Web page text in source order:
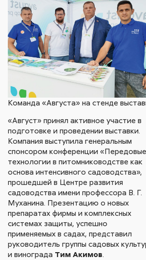
Команда «Августа» на стенде
«Август» принял активное участие в
подготовке и проведении выставки.
Компания выступила генеральным
спонсором конференции «Передовые
технологии в питомниководстве как
основа интенсивного садоводства»,
прошедшей в Центре развития
садоводства имени профессора В. Г.
Муханина. Презентацию о новых
препаратах фирмы и комплексных
системах защиты, успешно
применяемых в садах, представил
руководитель группы садовых
и винограда Тим Акимов.